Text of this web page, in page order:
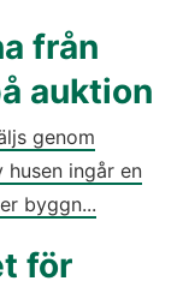
från
auktion
genom
husen ingår en
byggn...
för